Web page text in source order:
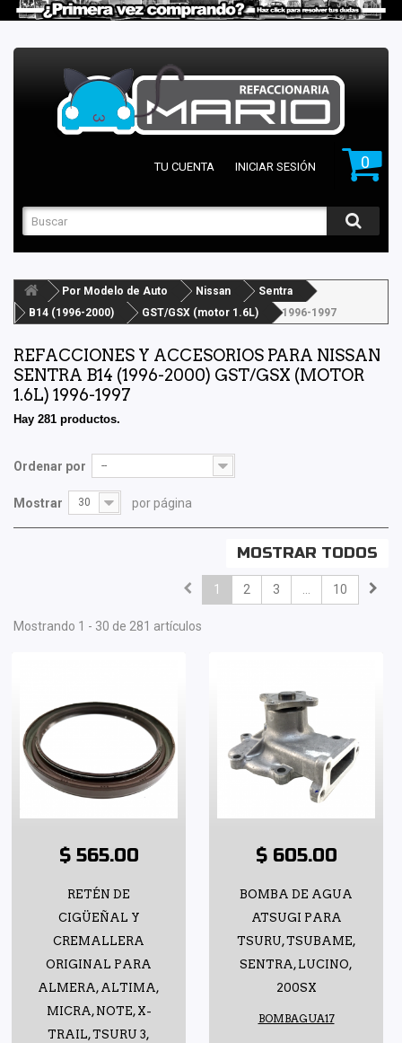
0
TU CUENTA INICIAR SESIÓN
Por Modelo de Auto Nissan
Sentra
B14 (1996-2000)
GST/GSX (motor 1.6L) 1996-1997
REFACCIONES Y ACCESORIOS PARA NISSAN
SENTRA B14 (1996-2000) GST/GSX (MOTOR
1.6L) 1996-1997
Hay 281 productos.
Ordenar por --
Mostrar 30 por página
MOSTRAR TODOS
1 2 3 ... 10
Mostrando 1 - 30 de 281 artículos
$ 565.00
RETÉN DE
CIGÜEÑAL Y
CREMALLERA
ORIGINAL PARA
ALMERA, ALTIMA,
MICRA, NOTE, X-
TRAIL, TSURU 3,
$ 605.00
BOMBA DE AGUA
ATSUGI PARA
TSURU, TSUBAME,
SENTRA, LUCINO,
200SX
BOMBAGUA17